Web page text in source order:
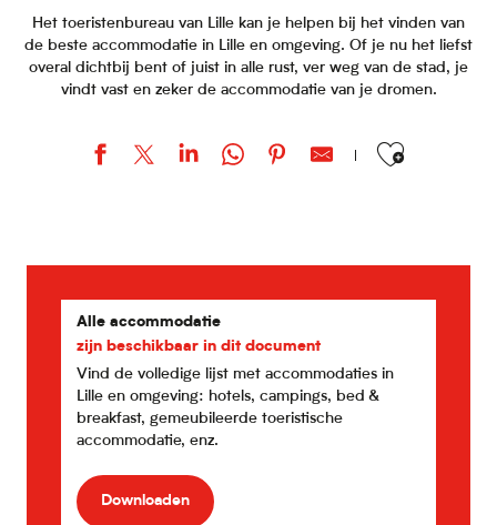
Het toeristenbureau van Lille kan je helpen bij het vinden van
de beste accommodatie in Lille en omgeving. Of je nu het liefst
overal dichtbij bent of juist in alle rust, ver weg van de stad, je
vindt vast en zeker de accommodatie van je dromen.
Ajouter aux
Ibis Styles Lille Centre Gare Beffroi
Quai Central Najeti Hôtel
Hôtel Kanaï
B&B Hôtel Lille Lillenium Eurasanté
Maison Louise Lille Centre – Handwritten Collection
Grand Hotel Lille
Alle accommodatie
zijn beschikbaar in dit document
Vind de volledige lijst met accommodaties in
Lille en omgeving: hotels, campings, bed &
breakfast, gemeubileerde toeristische
accommodatie, enz.
Downloaden